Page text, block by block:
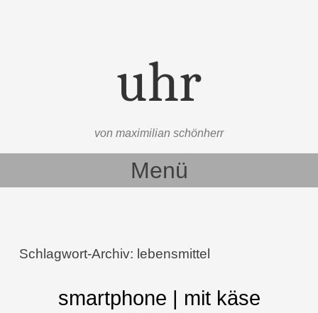
uhr
von maximilian schönherr
Menü
Schlagwort-Archiv: lebensmittel
smartphone | mit käse